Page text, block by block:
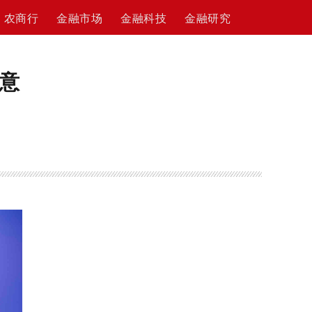
农商行 金融市场 金融科技 金融研究